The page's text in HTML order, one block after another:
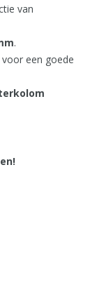
van
.
een goede